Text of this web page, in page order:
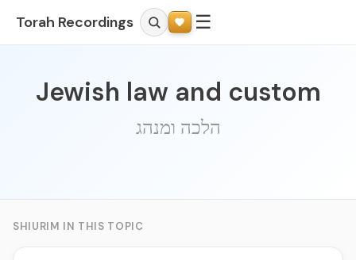
Torah Recordings ☰
Jewish law and custom
הלכה ומנהג
SHIURIM IN THIS TOPIC